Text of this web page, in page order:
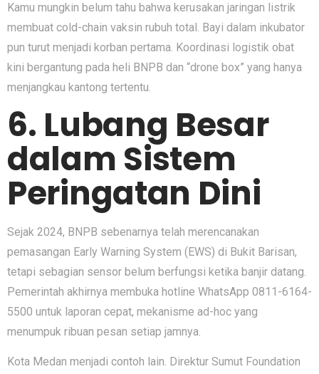
Kamu mungkin belum tahu bahwa kerusakan jaringan listrik
membuat cold-chain vaksin rubuh total. Bayi dalam inkubator
pun turut menjadi korban pertama. Koordinasi logistik obat
kini bergantung pada heli BNPB dan “drone box” yang hanya
menjangkau kantong tertentu.
6. Lubang Besar
dalam Sistem
Peringatan Dini
Sejak 2024, BNPB sebenarnya telah merencanakan
pemasangan Early Warning System (EWS) di Bukit Barisan,
tetapi sebagian sensor belum berfungsi ketika banjir datang.
Pemerintah akhirnya membuka hotline WhatsApp 0811-6164-
5500 untuk laporan cepat, mekanisme ad-hoc yang
menumpuk ribuan pesan setiap jamnya.
Kota Medan menjadi contoh lain. Direktur Sumut Foundation